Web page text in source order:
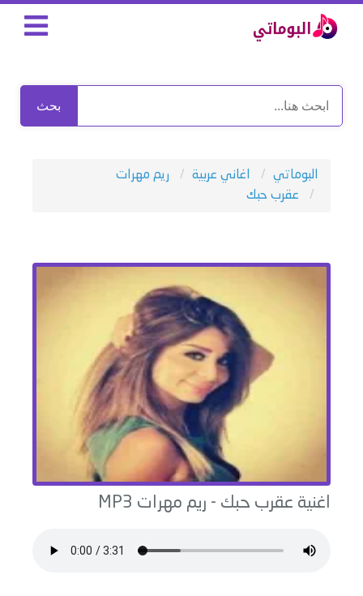
بحث
البوماتي اغاني عربية
ريم مهرات
عقرب حبك
اغنية عقرب حبك - ريم مهرات